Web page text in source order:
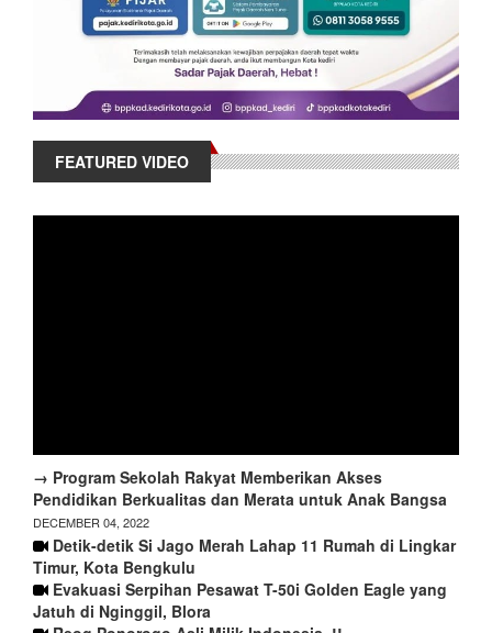
FEATURED VIDEO
→ Program Sekolah Rakyat Memberikan Akses
Pendidikan Berkualitas dan Merata untuk Anak Bangsa
DECEMBER 04, 2022
Detik-detik Si Jago Merah Lahap 11 Rumah di Lingkar
Timur, Kota Bengkulu
Evakuasi Serpihan Pesawat T-50i Golden Eagle yang
Jatuh di Nginggil, Blora